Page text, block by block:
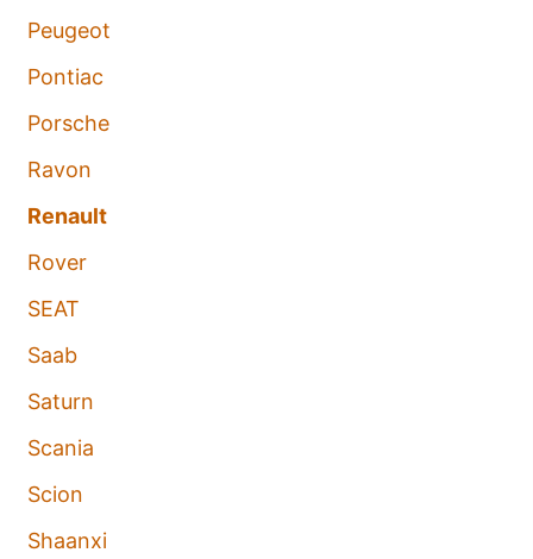
Peugeot
Pontiac
Porsche
Ravon
Renault
Rover
SEAT
Saab
Saturn
Scania
Scion
Shaanxi